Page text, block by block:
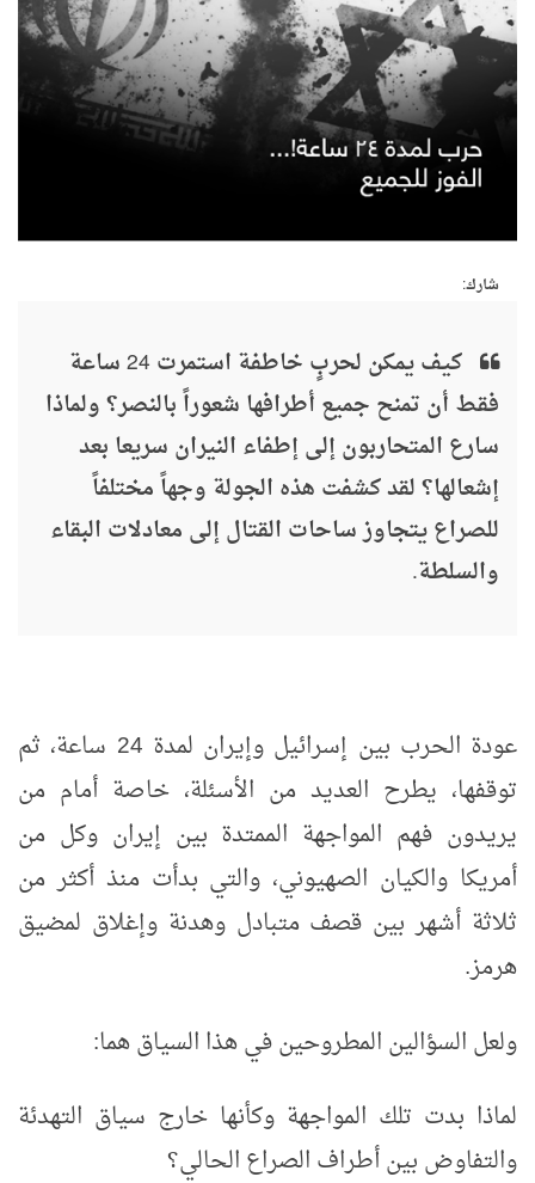
شارك:
كيف يمكن لحربٍ خاطفة استمرت 24 ساعة
فقط أن تمنح جميع أطرافها شعوراً بالنصر؟ ولماذا
سارع المتحاربون إلى إطفاء النيران سريعا بعد
إشعالها؟ لقد كشفت هذه الجولة وجهاً مختلفاً
للصراع يتجاوز ساحات القتال إلى معادلات البقاء
والسلطة.
عودة الحرب بين إسرائيل وإيران لمدة 24 ساعة، ثم
توقفها، يطرح العديد من الأسئلة، خاصة أمام من
يريدون فهم المواجهة الممتدة بين إيران وكل من
أمريكا والكيان الصهيوني، والتي بدأت منذ أكثر من
ثلاثة أشهر بين قصف متبادل وهدنة وإغلاق لمضيق
هرمز.
ولعل السؤالين المطروحين في هذا السياق هما:
لماذا بدت تلك المواجهة وكأنها خارج سياق التهدئة
والتفاوض بين أطراف الصراع الحالي؟